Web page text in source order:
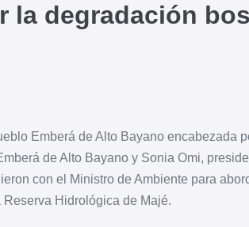
la degradación
Emberá de Alto Bayano encabezada
de Alto Bayano y Sonia Omi,
con el Ministro de Ambiente para
Hidrológica de Majé.